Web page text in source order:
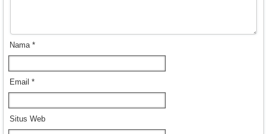
Nama *
Email *
Situs Web